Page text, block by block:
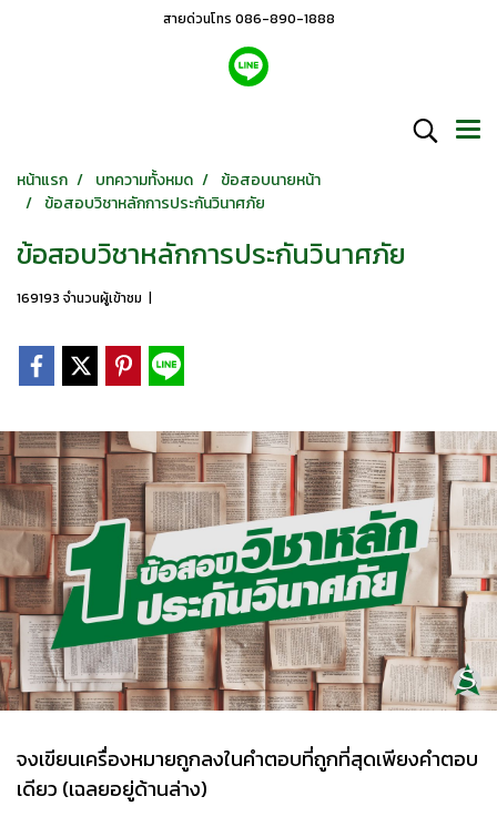
สายด่วนโทร 086-890-1888
หน้าแรก บทความทั้งหมด
ข้อสอบนายหน้า
ข้อสอบวิชาหลักการประกันวินาศภัย
ข้อสอบวิชาหลักการประกันวินาศภัย
169193 จำนวนผู้เข้าชม |
จงเขียนเครื่องหมายถูกลงในคำตอบที่ถูกที่สุดเพียงคำตอบ
เดียว (เฉลยอยู่ด้านล่าง)